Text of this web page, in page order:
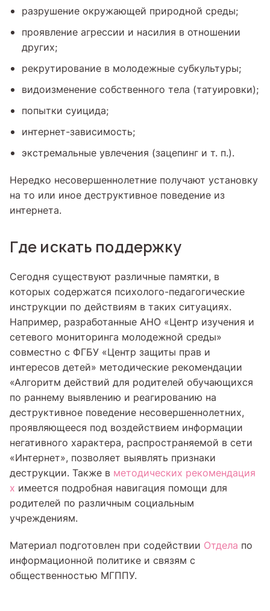
разрушение окружающей природной среды;
проявление агрессии и насилия в отношении
других;
рекрутирование в молодежные субкультуры;
видоизменение собственного тела (татуировки);
попытки суицида;
интернет-зависимость;
экстремальные увлечения (зацепинг и т. п.).
Нередко несовершеннолетние получают установку
на то или иное деструктивное поведение из
интернета.
Где искать поддержку
Сегодня существуют различные памятки, в
которых содержатся психолого-педагогические
инструкции по действиям в таких ситуациях.
Например, разработанные АНО «Центр изучения и
сетевого мониторинга молодежной среды»
совместно с ФГБУ «Центр защиты прав и
интересов детей» методические рекомендации
«Алгоритм действий для родителей обучающихся
по раннему выявлению и реагированию на
деструктивное поведение несовершеннолетних,
проявляющееся под воздействием информации
негативного характера, распространяемой в сети
«Интернет», позволяет выявлять признаки
деструкции. Также в методических рекомендация
х имеется подробная навигация помощи для
родителей по различным социальным
учреждениям.
Материал подготовлен при содействии Отдела по
информационной политике и связям с
общественностью МГППУ.